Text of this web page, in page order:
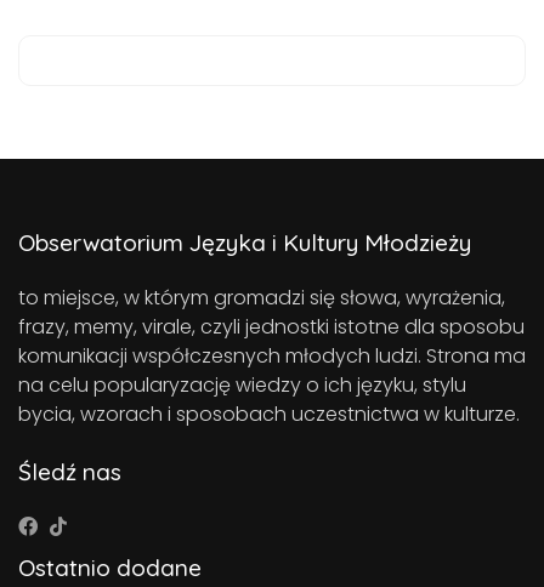
Obserwatorium Języka i Kultury Młodzieży
to miejsce, w którym gromadzi się słowa, wyrażenia,
frazy, memy, virale, czyli jednostki istotne dla sposobu
komunikacji współczesnych młodych ludzi. Strona ma
na celu popularyzację wiedzy o ich języku, stylu
bycia, wzorach i sposobach uczestnictwa w kulturze.
Śledź nas
Ostatnio dodane